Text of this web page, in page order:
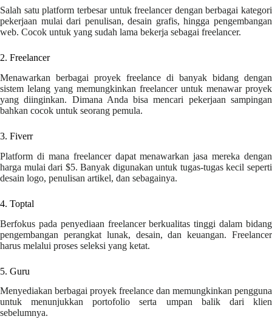
Salah satu platform terbesar untuk freelancer dengan berbagai kategori
pekerjaan mulai dari penulisan, desain grafis, hingga pengembangan
web. Cocok untuk yang sudah lama bekerja sebagai freelancer.
2. Freelancer
Menawarkan berbagai proyek freelance di banyak bidang dengan
sistem lelang yang memungkinkan freelancer untuk menawar proyek
yang diinginkan. Dimana Anda bisa mencari pekerjaan sampingan
bahkan cocok untuk seorang pemula.
3. Fiverr
Platform di mana freelancer dapat menawarkan jasa mereka dengan
harga mulai dari $5. Banyak digunakan untuk tugas-tugas kecil seperti
desain logo, penulisan artikel, dan sebagainya.
4. Toptal
Berfokus pada penyediaan freelancer berkualitas tinggi dalam bidang
pengembangan perangkat lunak, desain, dan keuangan. Freelancer
harus melalui proses seleksi yang ketat.
5. Guru
Menyediakan berbagai proyek freelance dan memungkinkan pengguna
untuk menunjukkan portofolio serta umpan balik dari klien
sebelumnya.